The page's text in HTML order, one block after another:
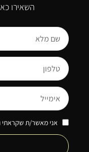
השאירו
אני מאשר/ת שקראתי